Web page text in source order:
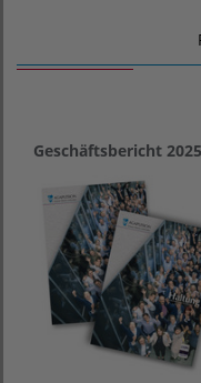
Geschäftsbericht 2025